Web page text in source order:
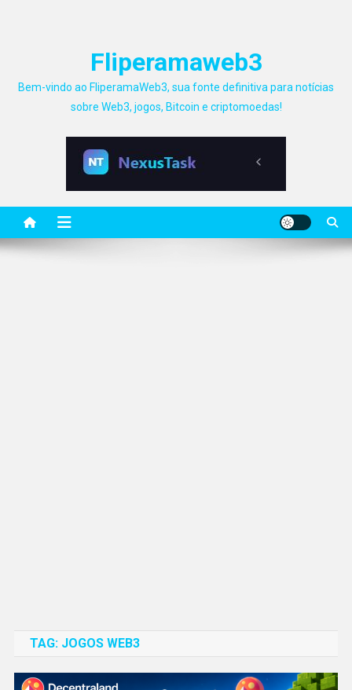
Fliperamaweb3
Bem-vindo ao FliperamaWeb3, sua fonte definitiva para notícias
sobre Web3, jogos, Bitcoin e criptomoedas!
TAG: JOGOS WEB3